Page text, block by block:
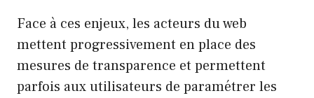
Face à ces enjeux, les acteurs du web
mettent progressivement en place des
mesures de transparence et permettent
parfois aux utilisateurs de paramétrer les